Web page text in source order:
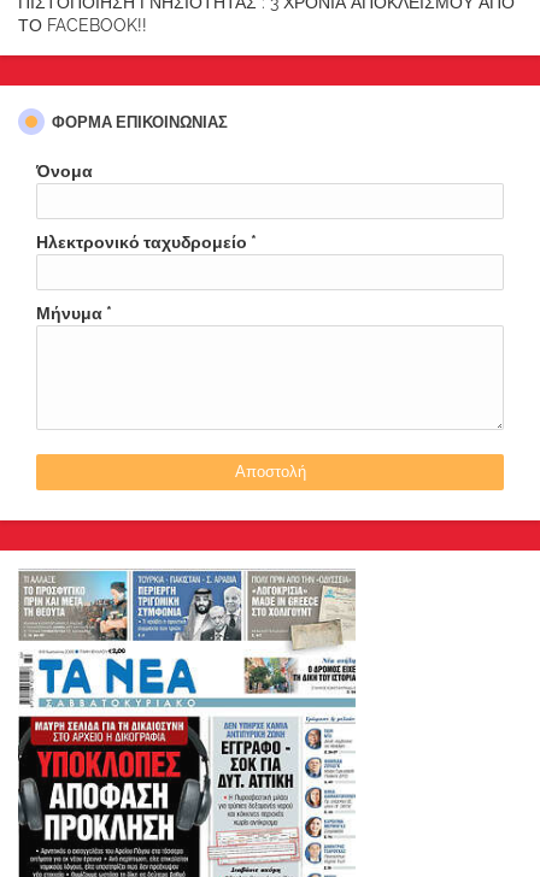
ΤΟ FACEBOOK!!
ΦΌΡΜΑ ΕΠΙΚΟΙΝΩΝΊΑΣ
Όνομα
Ηλεκτρονικό ταχυδρομείο *
Μήνυμα *